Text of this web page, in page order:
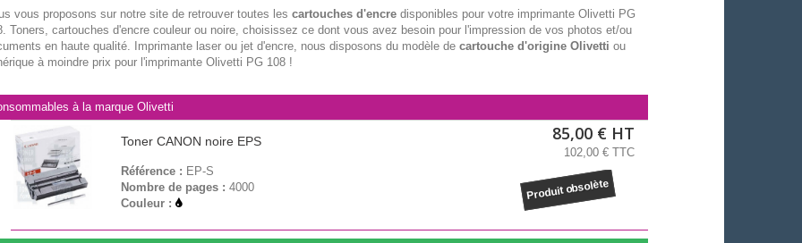
vous proposons sur notre site de retrouver toutes les cartouches d'encredisponibles pour votre imprimante Olivetti PG
Toners, cartouches d'encre couleur ou noire, choisissez ce dont vous avez besoin pour l'impression de vos photos et/ou
en haute qualité. Imprimante laser ou jet d'encre, nous disposons du modèle de cartouche d'origine Olivetti ou
à moindre prix pour l'imprimante Olivetti PG 108 !
à la marque Olivetti
Toner CANON noire EPS
Référence : EP-S
Nombre de pages :4000
Couleur :
85,00 € HT
102,00 € TTC
Produit obsolète